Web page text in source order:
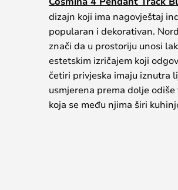
dizajn koji ima nagovještaj
popularan i dekorativan.
znači da u prostoriju unosi
estetskim izričajem koji
četiri privjeska imaju iznutra
usmjerena prema dolje
koja se među njima širi